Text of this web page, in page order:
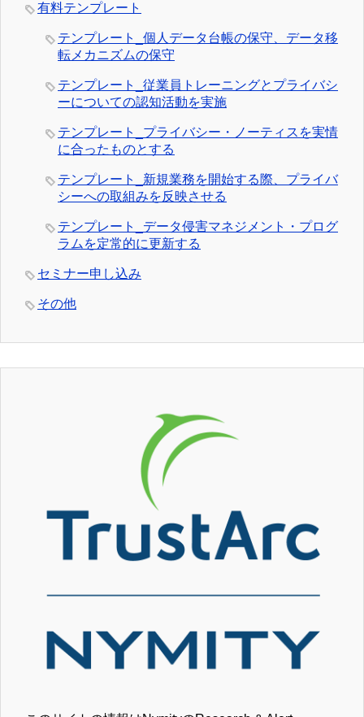
有料テンプレート
テンプレート_個人データ台帳の保守、データ移
転メカニズムの保守
テンプレート_従業員トレーニングとプライバシ
ーについての認知活動を実施
テンプレート_プライバシー・ノーティスを実情
に合ったものとする
テンプレート_新規業務を開始する際、プライバ
シーへの取組みを反映させる
テンプレート_データ侵害マネジメント・プログ
ラムを定常的に更新する
セミナー申し込み
その他